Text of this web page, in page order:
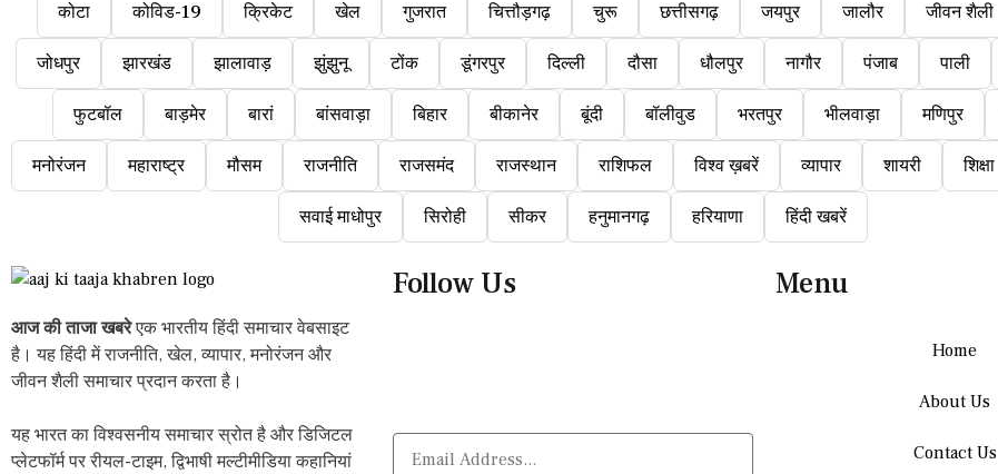
कोटा कोविड-19 क्रिकेट खेल गुजरात चित्तौड़गढ़ चुरू छत्तीसगढ़ जयपुर जालौर जीवन शैली
जोधपुर झारखंड झालावाड़ झुंझुनू टोंक डूंगरपुर दिल्ली दौसा धौलपुर नागौर पंजाब पाली
फुटबॉल बाड़मेर बारां बांसवाड़ा बिहार बीकानेर बूंदी बॉलीवुड भरतपुर भीलवाड़ा मणिपुर
मनोरंजन महाराष्ट्र मौसम राजनीति राजसमंद राजस्थान राशिफल विश्व ख़बरें व्यापार शायरी शिक्षा
सवाई माधोपुर सिरोही सीकर हनुमानगढ़ हरियाणा हिंदी खबरें
आज की ताजा खबरेएक भारतीय हिंदी समाचार वेबसाइट
है। यह हिंदी में राजनीति, खेल, व्यापार, मनोरंजन और
जीवन शैली समाचार प्रदान करता है।
यह भारत का विश्वसनीय समाचार स्रोत है और डिजिटल
प्लेटफॉर्म पर रीयल-टाइम, द्विभाषी मल्टीमीडिया कहानियां
Follow Us Menu
Home
About Us
Contact Us